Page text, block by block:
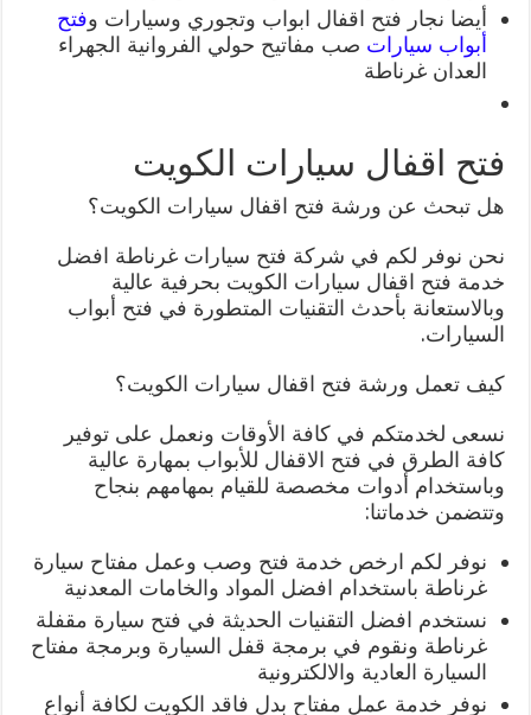
أيضا نجار فتح اقفال ابواب وتجوري وسيارات وفتح
أبواب سيارات صب مفاتيح حولي الفروانية الجهراء
العدان غرناطة
فتح اقفال سيارات الكويت
هل تبحث عن ورشة فتح اقفال سيارات الكويت؟
نحن نوفر لكم في شركة فتح سيارات غرناطة افضل
خدمة فتح اقفال سيارات الكويت بحرفية عالية
وبالاستعانة بأحدث التقنيات المتطورة في فتح أبواب
السيارات.
كيف تعمل ورشة فتح اقفال سيارات الكويت؟
نسعى لخدمتكم في كافة الأوقات ونعمل على توفير
كافة الطرق في فتح الاقفال للأبواب بمهارة عالية
وباستخدام أدوات مخصصة للقيام بمهامهم بنجاح
وتتضمن خدماتنا:
نوفر لكم ارخص خدمة فتح وصب وعمل مفتاح سيارة
غرناطة باستخدام افضل المواد والخامات المعدنية
نستخدم افضل التقنيات الحديثة في فتح سيارة مقفلة
غرناطة ونقوم في برمجة قفل السيارة وبرمجة مفتاح
السيارة العادية والالكترونية
نوفر خدمة عمل مفتاح بدل فاقد الكويت لكافة أنواع